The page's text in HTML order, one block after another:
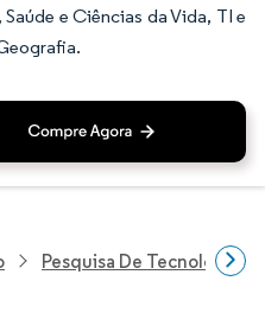
e Ciências da Vida, TI e
Pesquisa De Tecnologia,